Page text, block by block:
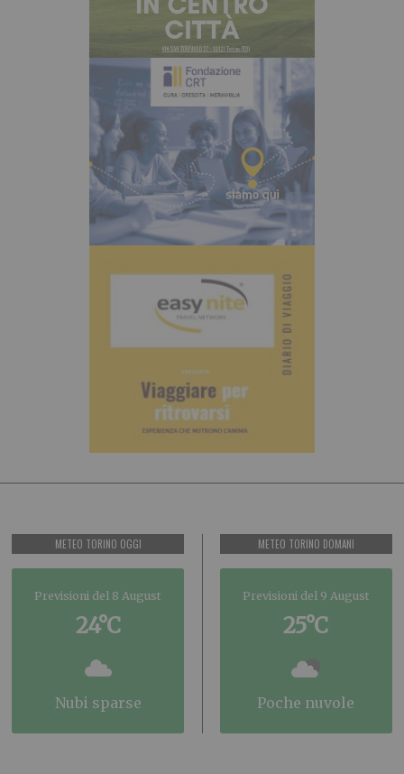
METEO TORINO OGGI
Previsioni del 8 August
24°C
nubi sparse
METEO TORINO DOMANI
Previsioni del 9 August
25°C
poche nuvole